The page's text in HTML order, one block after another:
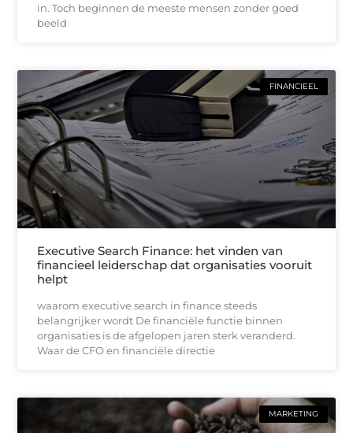
in. Toch beginnen de meeste mensen zonder goed
beeld
FINANCIEEL
Executive Search Finance: het vinden van
financieel leiderschap dat organisaties vooruit
helpt
waarom executive search in finance steeds
belangrijker wordt De financiële functie binnen
organisaties is de afgelopen jaren sterk veranderd.
Waar de CFO en financiële directie
MARKETING